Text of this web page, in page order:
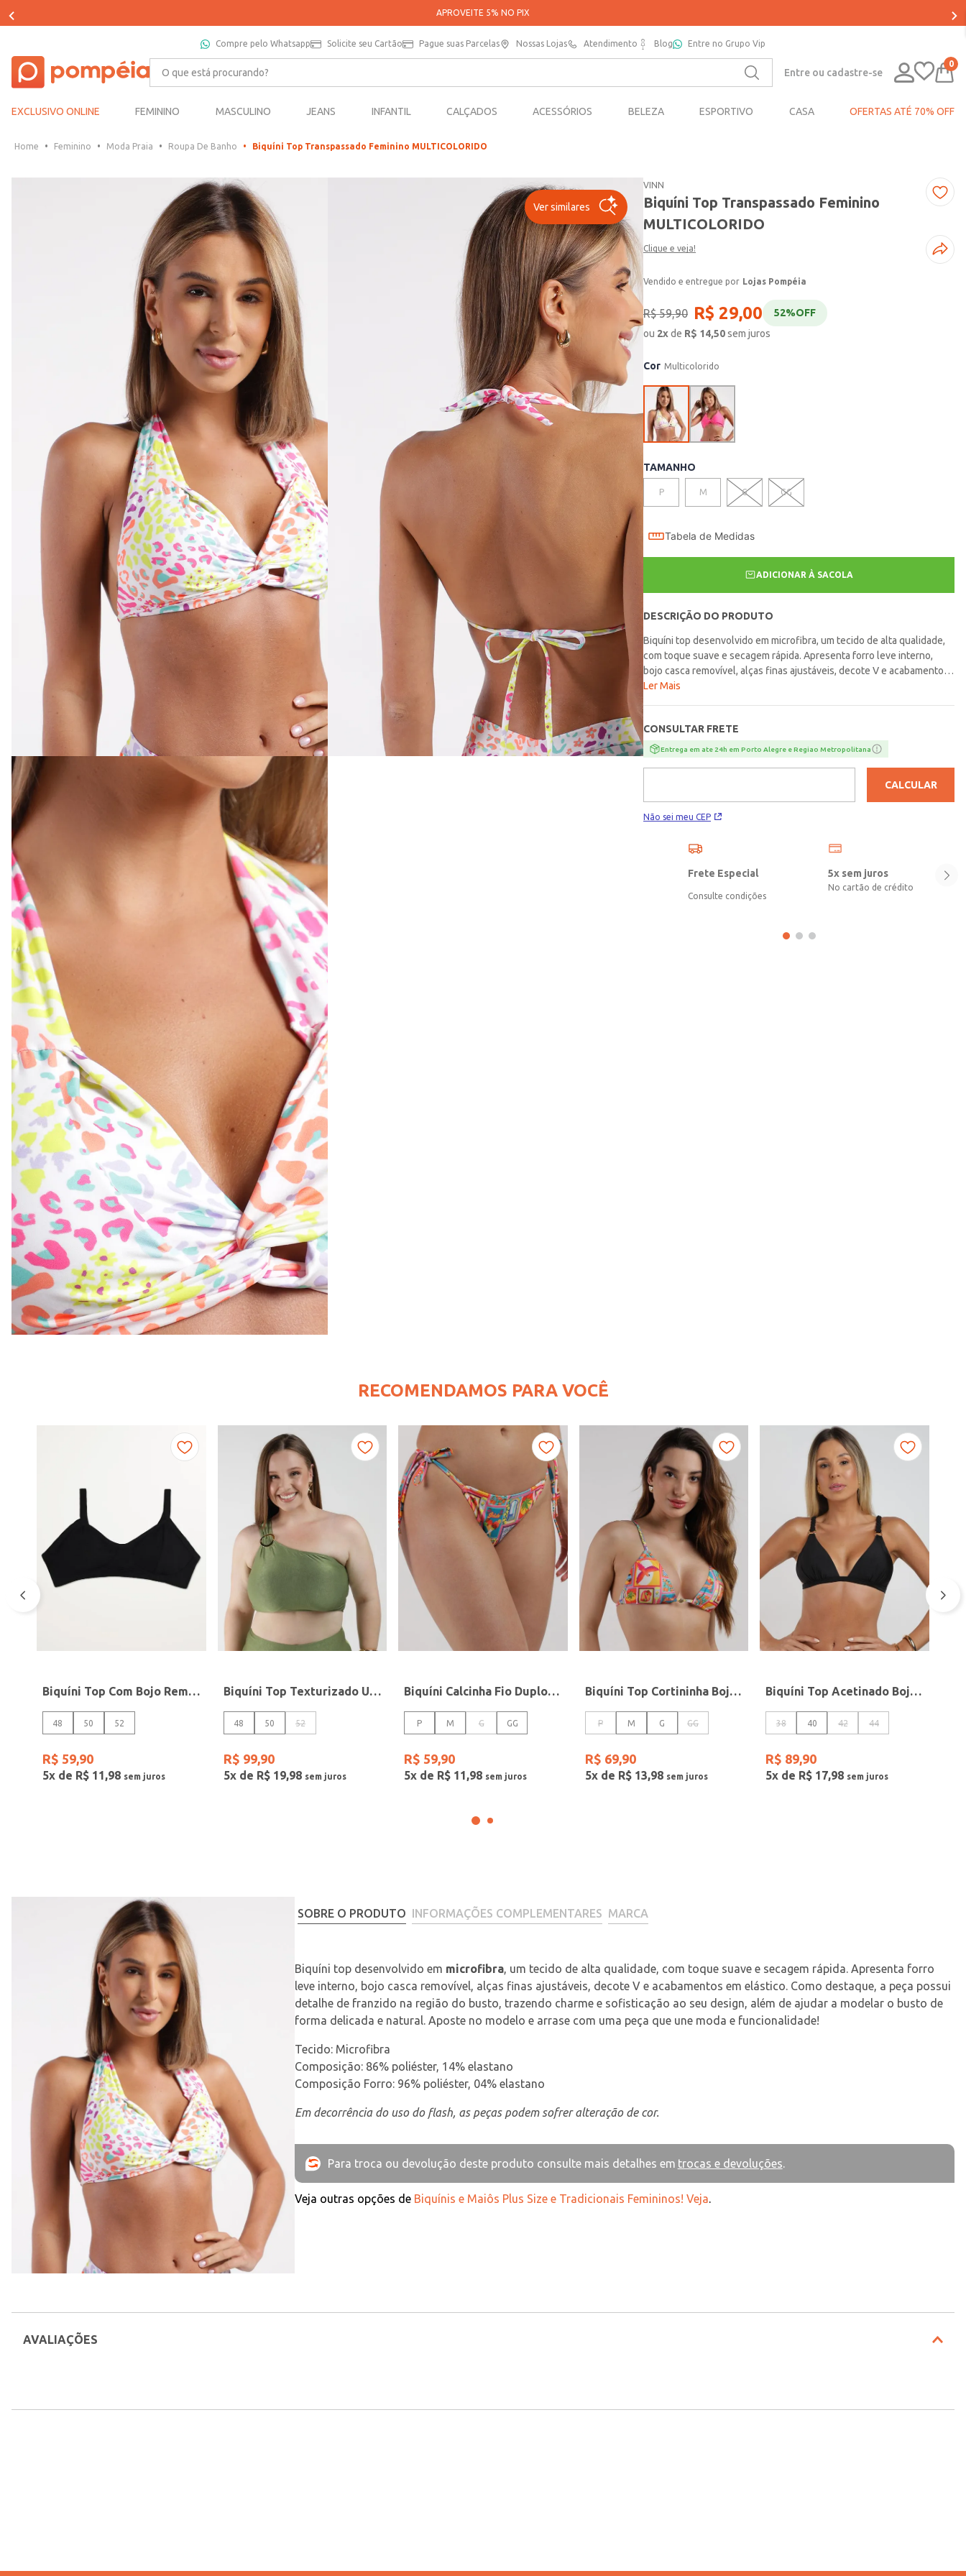
PARCELE SUAS COMPRAS EM ATÉ 5X SEM JUROS*
Compre pelo Whatsapp Solicite seu Cartão Pague suas Parcelas Nossas Lojas Atendimento Blog Entre no Grupo Vip
O que está procurando?
Entre ou cadastre-se
0
EXCLUSIVO ONLINE FEMININO MASCULINO JEANS INFANTIL CALÇADOS ACESSÓRIOS BELEZA ESPORTIVO CASA OFERTAS ATÉ 70% OFF
Feminino Moda Praia Roupa De Banho Biquíni Top Transpassado Feminino MULTICOLORIDO
Ver similares
VINN
Biquíni Top Transpassado Feminino
MULTICOLORIDO
Clique e veja!
Lojas Pompéia
R$ 59,90 R$ 29,00 52%OFF
ou 2xde R$ 14,50sem juros
Cor Multicolorido
TAMANHO
P M G GG
Tabela de Medidas
ADICIONAR À SACOLA
DESCRIÇÃO DO PRODUTO
Biquíni top desenvolvido em microfibra, um tecido de alta qualidade,
com toque suave e secagem rápida. Apresenta forro leve interno,
bojo casca removível, alças finas ajustáveis, decote V e acabamentos
em elástico. Como destaque, a peça possui detalhe de franzido na
modelo e arrase com uma peça que une moda e
funcionalidade!\n\nTecido: Microfibra\nComposição: 86% poliéster,
14% elastano\nComposição Forro: 96% poliéster, 04% elastano
Ler Mais
CONSULTAR FRETE
Entrega em ate 24h em Porto Alegre e Regiao Metropolitana
Não sei meu CEP
CALCULAR
Frete Especial
Consulte condições
5x sem juros
No cartão de crédito
RECOMENDAMOS PARA VOCÊ
Biquíni Top Com Bojo Removível Plus Size Feminino PRETO
48 50 52
R$ 59,90
5x de R$ 11,98
Biquíni Top Texturizado Um Ombro Só Feminino VERDE
48 50 52
R$ 99,90
5x de R$ 19,98
Biquíni Calcinha Fio Duplo Com Amarração Feminino MULTICOLORIDO
P M G GG
R$ 59,90
5x de R$ 11,98
Biquíni Top Cortininha Bojo Removível Feminino MULTICOLORIDO
P M G GG
R$ 69,90
5x de R$ 13,98
Biquíni Top Acetinado Bojo Soft Feminino PRETO
38 40 42 44
R$ 89,90
5x de R$ 17,98
SOBRE O PRODUTO INFORMAÇÕES COMPLEMENTARES MARCA
Biquíni top desenvolvido em microfibra, um tecido de alta qualidade, com toque suave e secagem rápida. Apresenta forro
leve interno, bojo casca removível, alças finas ajustáveis, decote V e acabamentos em elástico. Como destaque, a peça possui
detalhe de franzido na região do busto, trazendo charme e sofisticação ao seu design, além de ajudar a modelar o busto de
forma delicada e natural. Aposte no modelo e arrase com uma peça que une moda e funcionalidade!
Tecido: Microfibra
Composição: 86% poliéster, 14% elastano
Composição Forro: 96% poliéster, 04% elastano
Em decorrência do uso do flash, as peças podem sofrer alteração de cor.
Para troca ou devolução deste produto consulte mais detalhes em trocas e devoluções.
Veja outras opções de Biquínis e Maiôs Plus Size e Tradicionais Femininos! Veja.
AVALIAÇÕES